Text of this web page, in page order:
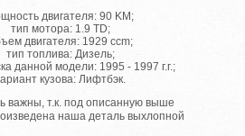
двигателя: 90 KM;
тип мотора: 1.9 TD;
двигателя: 1929 ccm;
тип топлива: Дизель;
данной модели: 1995 - 1997 г.г.;
кузова: Лифтбэк.
важны, т.к. под описанную выше
наша деталь выхлопной